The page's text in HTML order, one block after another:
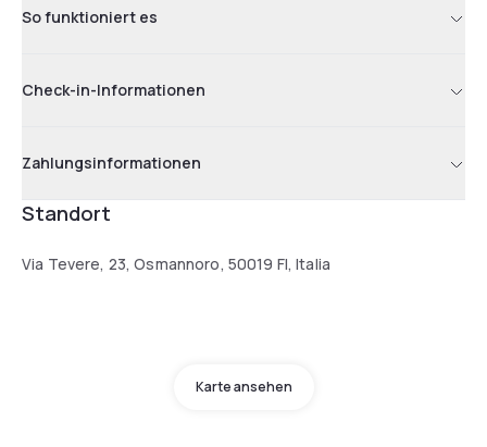
So funktioniert es
Check-in-Informationen
Zahlungsinformationen
Standort
Via Tevere, 23, Osmannoro, 50019 FI, Italia
Karte ansehen